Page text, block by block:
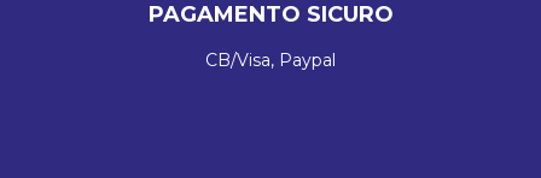
PAGAMENTO SICURO
CB/Visa, Paypal